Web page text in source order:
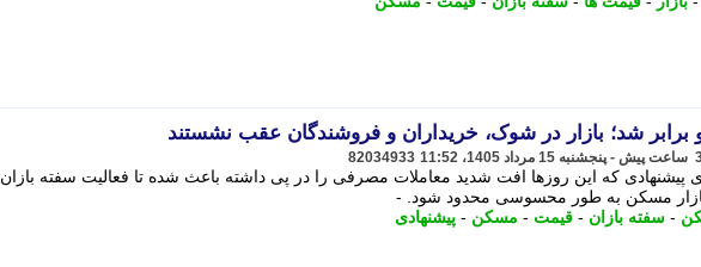
شد؛ بازار در شوک، خریداران و فروشندگان عقب نشستند
11:52
82034933
پیشنهادی که این روزها افت شدید معاملات مصرفی را در پی داشته باعث شده تا فعالیت سفته بازان
مسکن به طور محسوسی محدود شود. -
- سفته بازان - قیمت - مسکن - پیشنهادی